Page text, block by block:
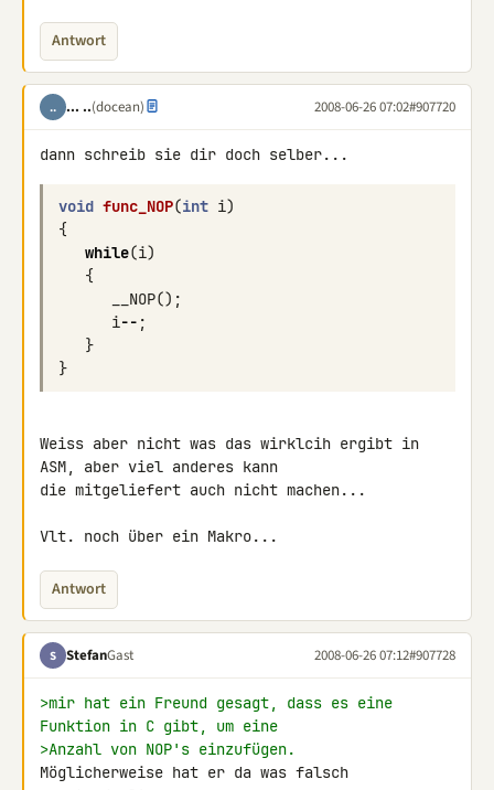
Antwort
.. ... ..(docean) 2008-06-26 07:02#907720
void func_NOP(int i)
{
while(i)
{
__NOP();
i-- ;
}
}
Weiss aber nicht was das wirklcih ergibt in
ASM, aber viel anderes kann
die mitgeliefert auch nicht machen...
Vlt. noch über ein Makro...
Antwort
S StefanGast 2008-06-26 07:12#907728
>mir hat ein Freund gesagt, dass es eine
Funktion in C gibt, um eine
>Anzahl von NOP's einzufügen.
Möglicherweise hat er da was falsch